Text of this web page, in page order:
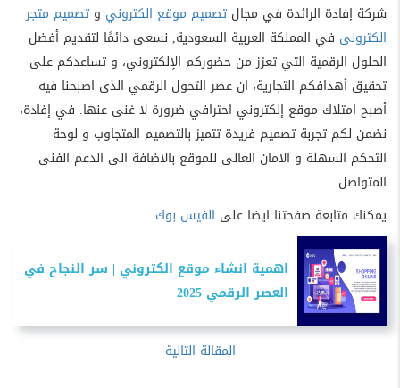
شركة إفادة الرائدة في مجال تصميم موقع الكتروني و تصميم متجر
الكترونى في المملكة العربية السعودية, نسعى دائمًا لتقديم أفضل
الحلول الرقمية التي تعزز من حضوركم الإلكتروني، و تساعدكم على
تحقيق أهدافكم التجارية، ان عصر التحول الرقمي الذى اصبحنا فيه
أصبح امتلاك موقع إلكتروني احترافي ضرورة لا غنى عنها. في إفادة،
نضمن لكم تجربة تصميم فريدة تتميز بالتصميم المتجاوب و لوحة
التحكم السهلة و الامان العالى للموقع بالاضافة الى الدعم الفنى
المتواصل.
يمكنك متابعة صفحتنا ايضا على الفيس بوك.
اهمية انشاء موقع الكتروني | سر النجاح في
العصر الرقمي 2025
المقالة التالية